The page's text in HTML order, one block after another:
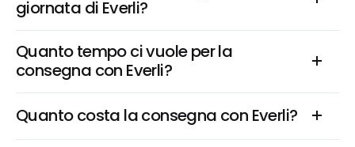
giornata di Everli?
Quanto tempo ci vuole per la
consegna con Everli?
Quanto costa la consegna con Everli?